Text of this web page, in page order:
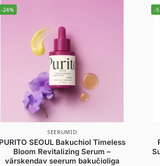
-24%
SEERUMID
PURITO SEOUL Bakuchiol Timeless
Bloom Revitalizing Serum –
värskendav seerum bakučioliga
-